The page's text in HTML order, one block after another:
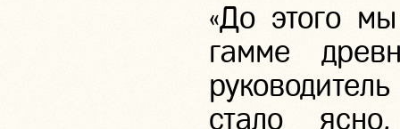
«До этого
гамме
стало